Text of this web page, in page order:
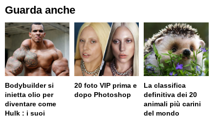
Guarda anche
Bodybuilder si
inietta olio per
diventare come
Hulk : i suoi
20 foto VIP prima e
dopo Photoshop
La classifica
definitiva dei 20
animali più carini
del mondo